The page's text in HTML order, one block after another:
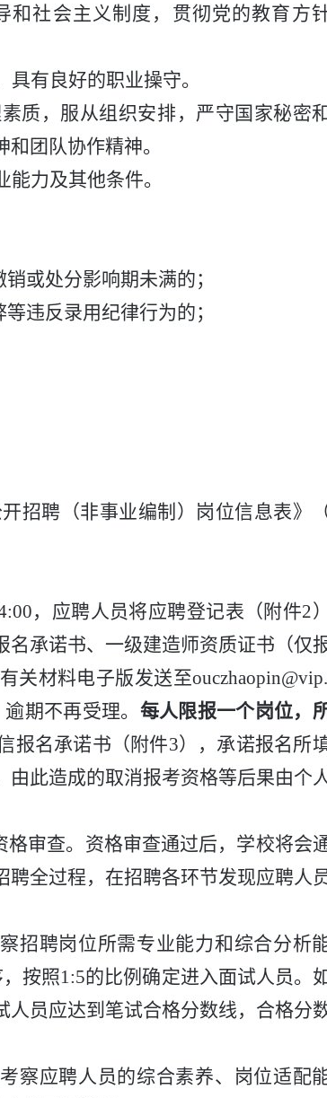
和社会主义制度，贯彻党的教育方
具有良好的职业操守。
质，服从组织安排，严守国家秘密
团队协作精神。
能力及其他条件。
或处分影响期未满的；
违反录用纪律行为的；
招聘（非事业编制）岗位信息表》
:00，应聘人员将应聘登记表（附件2
承诺书、 一级建造师资质证书（仅
关材料电子版发送至
期不再受理。 每人限报一个岗位，
报名承诺书（附件3），承诺报名所
此造成的取消报考资格等后果由个
审查。资格审查通过后， 学校将会
全过程，在招聘各环节发现应聘人
招聘岗位所需专业能力和综合分析
按照1:5的比例确定进入面试人员。
人员应达到笔试合格分数线，合格分
察应聘人员的综合素养、岗位适配